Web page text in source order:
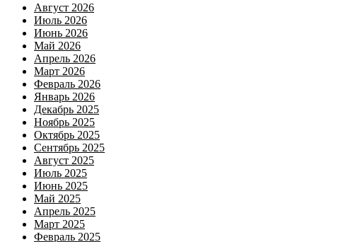
Август 2026
Июль 2026
Июнь 2026
Май 2026
Апрель 2026
Март 2026
Февраль 2026
Январь 2026
Декабрь 2025
Ноябрь 2025
Октябрь 2025
Сентябрь 2025
Август 2025
Июль 2025
Июнь 2025
Май 2025
Апрель 2025
Март 2025
Февраль 2025